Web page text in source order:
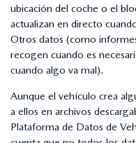
ubicación del coche o el
actualizan en directo
Otros datos (como
recogen cuando es
cuando algo va mal).
Aunque el vehículo crea
a ellos en archivos
Plataforma de Datos de